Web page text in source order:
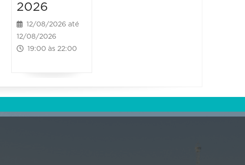
2026
12/08/2026 até
12/08/2026
19:00 às 22:00